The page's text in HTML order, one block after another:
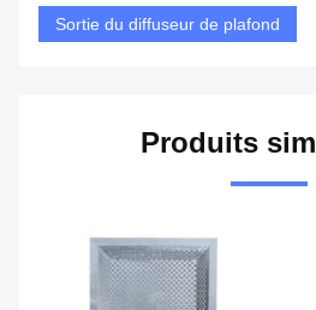
Sortie du diffuseur de plafond
Produits